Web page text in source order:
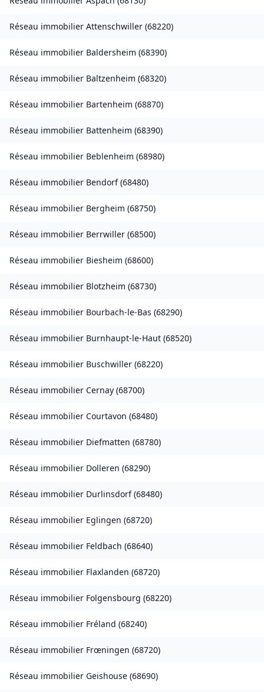
Réseau immobilier Attenschwiller (68220)
Réseau immobilier Baldersheim (68390)
Réseau immobilier Baltzenheim (68320)
Réseau immobilier Bartenheim (68870)
Réseau immobilier Battenheim (68390)
Réseau immobilier Beblenheim (68980)
Réseau immobilier Bendorf(68480)
Réseau immobilier Bergheim (68750)
Réseau immobilier Berrwiller (68500)
Réseau immobilier Biesheim (68600)
Réseau immobilier Blotzheim (68730)
Réseau immobilier Bourbach-le-Bas (68290)
Réseau immobilier Burnhaupt-le-Haut (68520)
Réseau immobilier Buschwiller (68220)
Réseau immobilier Cernay (68700)
Réseau immobilier Courtavon (68480)
Réseau immobilier Diefmatten (68780)
Réseau immobilier Dolleren (68290)
Réseau immobilier Durlinsdorf(68480)
Réseau immobilier Eglingen (68720)
Réseau immobilier Feldbach (68640)
Réseau immobilier Flaxlanden (68720)
Réseau immobilier Folgensbourg (68220)
Réseau immobilier Fréland (68240)
Réseau immobilier Frœningen (68720)
Réseau immobilier Geishouse (68690)